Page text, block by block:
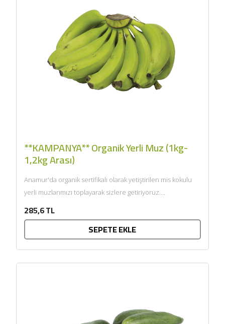
**KAMPANYA** Organik Yerli Muz (1kg-
1,2kg Arası)
Anamur'da organik sertifikalı olarak yetiştirilen mis kokulu
yerli muzlarımızı toplayarak sizlere getiriyoruz....
285,6 TL
SEPETE EKLE